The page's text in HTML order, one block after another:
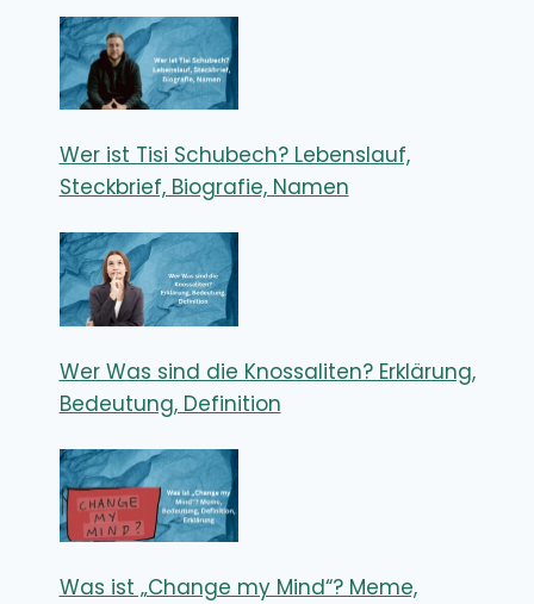
Wer ist Tisi Schubech? Lebenslauf,
Steckbrief, Biografie, Namen
Wer Was sind die Knossaliten? Erklärung,
Bedeutung, Definition
Was ist „Change my Mind“? Meme,